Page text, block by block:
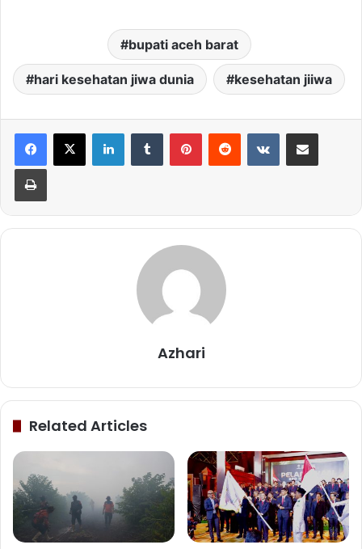
bupati aceh barat
hari kesehatan jiwa dunia kesehatan jiiwa
LinkedInTumblr PinterestReddit VKontakteShare via Email
Print
Azhari
Related Articles